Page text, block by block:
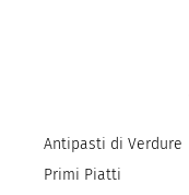
Antipasti di Verdure
Primi Piatti